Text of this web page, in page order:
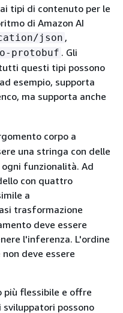
tipi di contenuto per le
di Amazon AI
json ,
protobuf . Gli
questi tipi possono
esempio, supporta
ma supporta anche
corpo a
una stringa con delle
funzionalità. Ad
con quattro
a
trasformazione
deve essere
l'inferenza. L'ordine
deve essere
più flessibile e offre
possono